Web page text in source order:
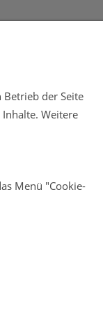
der Seite
Weitere
Menü "Cookie-